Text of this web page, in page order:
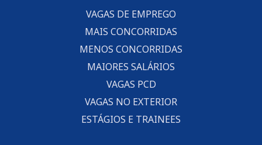
VAGAS DE EMPREGO
MAIS CONCORRIDAS
MENOS CONCORRIDAS
MAIORES SALÁRIOS
VAGAS PCD
VAGAS NO EXTERIOR
ESTÁGIOS E TRAINEES